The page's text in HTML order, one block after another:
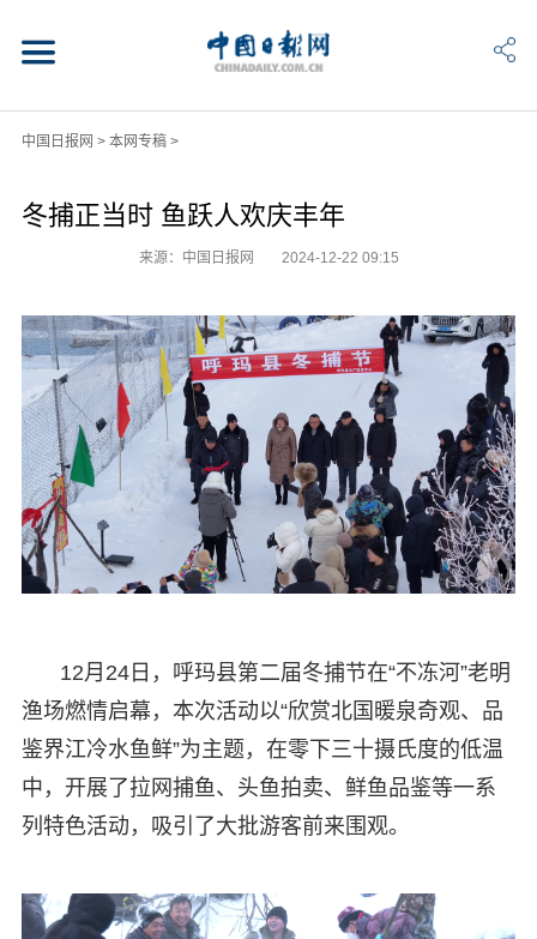
中国日报网 > 本网专稿>
冬捕正当时 鱼跃人欢庆丰年
来源：中国日报网 2024-12-22 09:15
12月24日，呼玛县第二届冬捕节在“不冻河”老明
渔场燃情启幕，本次活动以“欣赏北国暖泉奇观、品
鉴界江冷水鱼鲜”为主题，在零下三十摄氏度的低温
中，开展了拉网捕鱼、头鱼拍卖、鲜鱼品鉴等一系
列特色活动，吸引了大批游客前来围观。